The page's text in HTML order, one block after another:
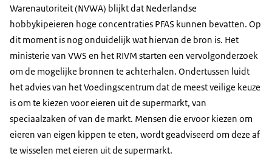
Warenautoriteit (NVWA) blijkt dat Nederlandse
hobbykipeieren hoge concentraties PFAS kunnen bevatten. Op
dit moment is nog onduidelijk wat hiervan de bron is. Het
ministerie van VWS en het RIVM starten een vervolgonderzoek
om de mogelijke bronnen te achterhalen. Ondertussen luidt
het advies van het Voedingscentrum dat de meest veilige keuze
is om te kiezen voor eieren uit de supermarkt, van
speciaalzaken of van de markt. Mensen die ervoor kiezen om
eieren van eigen kippen te eten, wordt geadviseerd om deze af
te wisselen met eieren uit de supermarkt.